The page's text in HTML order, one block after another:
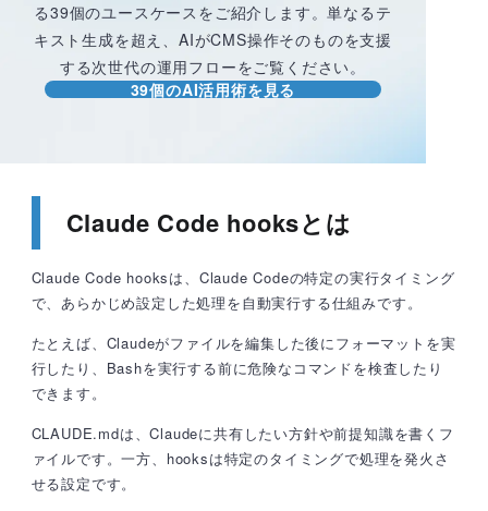
る39個のユースケースをご紹介します。単なるテ
キスト生成を超え、AIがCMS操作そのものを支援
する次世代の運用フローをご覧ください。
39個のAI活用術を見る
Claude Code hooksとは
Claude Code hooksは、Claude Codeの特定の実行タイミング
で、あらかじめ設定した処理を自動実行する仕組みです。
たとえば、Claudeがファイルを編集した後にフォーマットを実
行したり、Bashを実行する前に危険なコマンドを検査したり
できます。
CLAUDE.mdは、Claudeに共有したい方針や前提知識を書くフ
ァイルです。一方、hooksは特定のタイミングで処理を発火さ
せる設定です。